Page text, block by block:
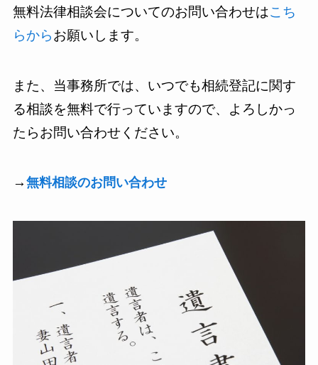
無料法律相談会についてのお問い合わせはこち
らからお願いします。
また、当事務所では、いつでも相続登記に関す
る相談を無料で行っていますので、よろしかっ
たらお問い合わせください。
→ 無料相談のお問い合わせ